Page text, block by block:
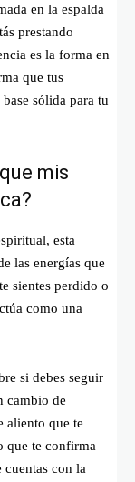
en la espalda
prestando
es la forma en
que tus
sólida para tu
mis
esta
las energías que
sientes perdido o
como una
si debes seguir
cambio de
aliento que te
que te confirma
cuentas con la